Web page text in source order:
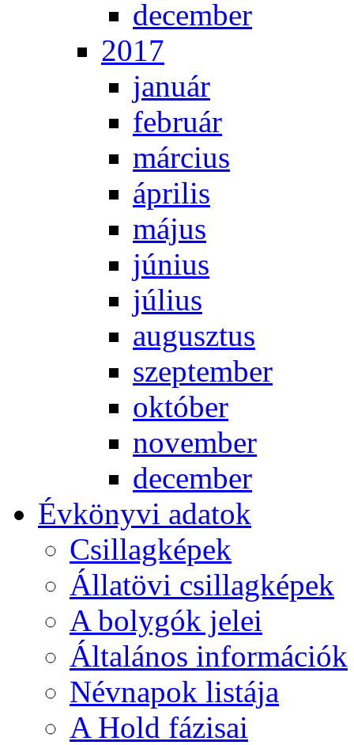
de­cem­ber
2017
ja­nu­ár
feb­ru­ár
már­ci­us
áp­ri­lis
má­jus
jú­ni­us
jú­li­us
au­gusz­tus
szep­tem­ber
ok­tó­ber
no­vem­ber
de­cem­ber
Év­köny­vi ada­tok
Csil­lag­ké­pek
Ál­lat­övi csil­lag­ké­pek
A boly­gók je­lei
Ál­ta­lá­nos in­for­má­ci­ók
Név­na­pok lis­tá­ja
A Hold fá­zi­sai